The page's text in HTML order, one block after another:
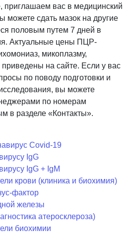
приглашаем вас в медицинский
сдать мазок на другие
половым путем 7 дней в
Актуальные цены ПЦР-
микоплазму,
на сайте. Если у вас
по поводу подготовки и
вы можете
по номерам
в разделе «Контакты».
Covid-19
IgG
IgG + IgM
крови (клиника и биохимия)
фактор
железы
атеросклероза)
биохимии